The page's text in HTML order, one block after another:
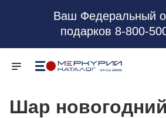
Ваш Федеральный
подарков 8-800-
Шар